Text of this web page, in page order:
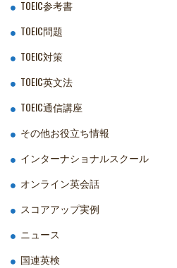
TOEIC参考書
TOEIC問題
TOEIC対策
TOEIC英文法
TOEIC通信講座
その他お役立ち情報
インターナショナルスクール
オンライン英会話
スコアアップ実例
ニュース
国連英検